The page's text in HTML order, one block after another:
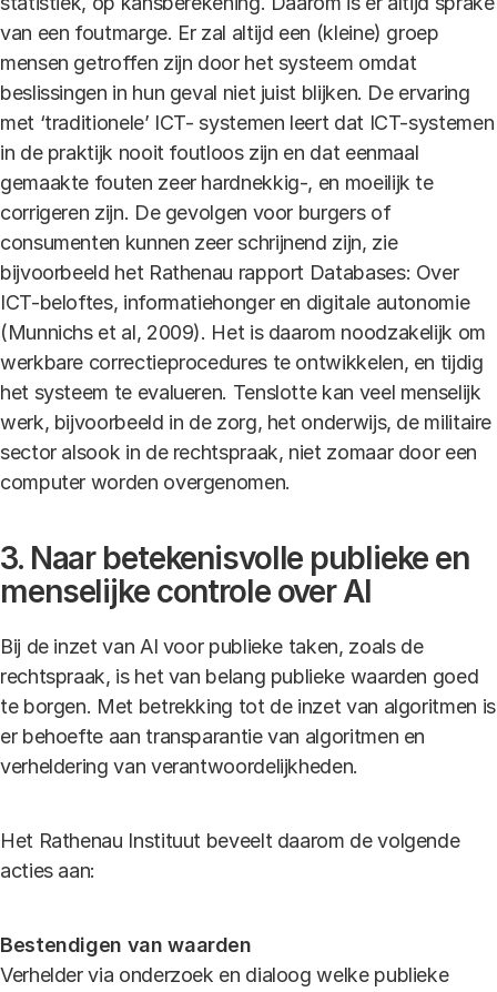
van een foutmarge. Er zal altijd een (kleine) groep
mensen getroffen zijn door het systeem omdat
beslissingen in hun geval niet juist blijken. De ervaring
met ‘traditionele’ ICT- systemen leert dat ICT-systemen
in de praktijk nooit foutloos zijn en dat eenmaal
gemaakte fouten zeer hardnekkig-, en moeilijk te
corrigeren zijn. De gevolgen voor burgers of
consumenten kunnen zeer schrijnend zijn, zie
bijvoorbeeld het Rathenau rapport Databases: Over
ICT-beloftes, informatiehonger en digitale autonomie
(Munnichs et al, 2009). Het is daarom noodzakelijk om
werkbare correctieprocedures te ontwikkelen, en tijdig
het systeem te evalueren. Tenslotte kan veel menselijk
werk, bijvoorbeeld in de zorg, het onderwijs, de militaire
sector alsook in de rechtspraak, niet zomaar door een
computer worden overgenomen.
3. Naar betekenisvolle publieke en
menselijke controle over AI
Bij de inzet van AI voor publieke taken, zoals de
rechtspraak, is het van belang publieke waarden goed
te borgen. Met betrekking tot de inzet van algoritmen is
er behoefte aan transparantie van algoritmen en
verheldering van verantwoordelijkheden.
Het Rathenau Instituut beveelt daarom de volgende
acties aan:
Bestendigen van waarden
Verhelder via onderzoek en dialoog welke publieke